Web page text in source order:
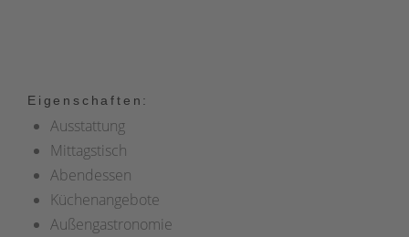
Eigenschaften:
Ausstattung
Mittagstisch
Abendessen
Küchenangebote
Außengastronomie